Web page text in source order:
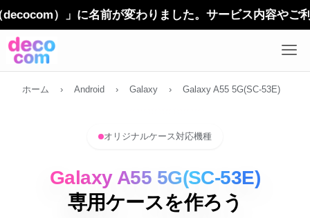
」に名前が変わりました。サービス内容やご利用方法
ホーム › Android › Galaxy › Galaxy A55 5G(SC-53E)
オリジナルケース対応機種
Galaxy A55 5G(SC-53E)
専用ケースを作ろう